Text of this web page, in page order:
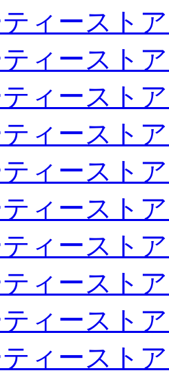
ィースト
ィースト
ィースト
ィースト
ィースト
ィースト
ィースト
ィースト
ィースト
ィースト